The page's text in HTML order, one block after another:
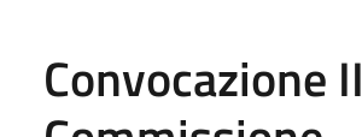
Convocazione II